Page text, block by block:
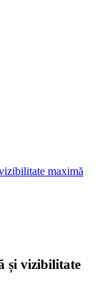
maximă
și vizibilitate